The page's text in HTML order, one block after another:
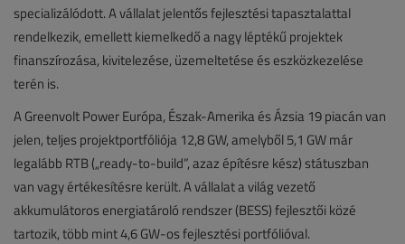
specializálódott. A vállalat jelentős fejlesztési tapasztalattal
rendelkezik, emellett kiemelkedő a nagy léptékű projektek
finanszírozása, kivitelezése, üzemeltetése és eszközkezelése
terén is.
A Greenvolt Power Európa, Észak-Amerika és Ázsia 19 piacán van
jelen, teljes projektportfóliója 12,8 GW, amelyből 5,1 GW már
legalább RTB („ready-to-build”, azaz építésre kész) státuszban
van vagy értékesítésre került. A vállalat a világ vezető
akkumulátoros energiatároló rendszer (BESS) fejlesztői közé
tartozik, több mint 4,6 GW-os fejlesztési portfólióval.